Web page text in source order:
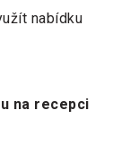
nabídku
na recepci